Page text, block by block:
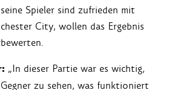
Spieler sind zufrieden mit
City, wollen das Ergebnis
„In dieser Partie war es wichtig,
zu sehen, was funktioniert